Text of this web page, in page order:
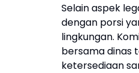
Selain aspek
dengan porsi
lingkungan.
bersama dinas
ketersediaan